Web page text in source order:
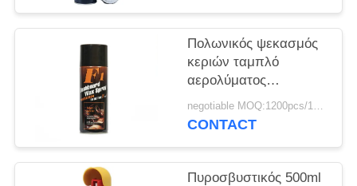
Πολωνικός ψεκασμός
κεριών ταμπλό
αερολύματος
αυτοκινήτων
εσωτερικός
negotiable MOQ:1200pcs/100ctns για κάθε χρώμα
CONTACT
Πυροσβυστικός 500ml